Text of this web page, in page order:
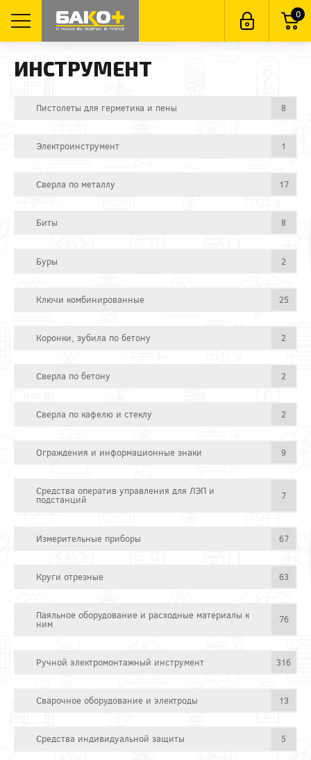
0
ИНСТРУМЕНТ
Пистолеты для герметика и пены 8
Электроинструмент 1
Сверла по металлу 17
Биты 8
Буры 2
Ключи комбинированные 25
Коронки, зубила по бетону 2
Сверла по бетону 2
Сверла по кафелю и стеклу 2
Ограждения и информационные знаки 9
Средства оператив управления для ЛЭП и
подстанций 7
Измерительные приборы 67
Круги отрезные 63
Паяльное оборудование и расходные материалы к
ним 76
Ручной электромонтажный инструмент 316
Сварочное оборудование и электроды 13
Средства индивидуальной защиты 5